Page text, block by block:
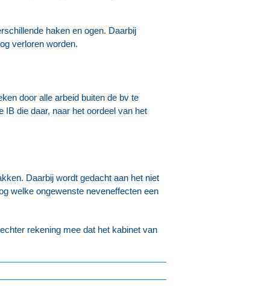
haken en ogen. Daarbij
verloren worden.
door alle arbeid buiten de bv te
die daar, naar het oordeel van het
Daarbij wordt gedacht aan het niet
welke ongewenste neveneffecten een
rekening mee dat het kabinet van